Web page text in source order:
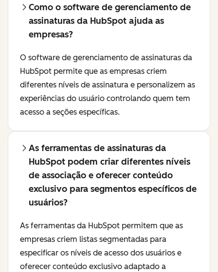
Como o software de gerenciamento de
assinaturas da HubSpot ajuda as
empresas?
O software de gerenciamento de assinaturas da
HubSpot permite que as empresas criem
diferentes níveis de assinatura e personalizem as
experiências do usuário controlando quem tem
acesso a seções específicas.
As ferramentas de assinaturas da
HubSpot podem criar diferentes níveis
de associação e oferecer conteúdo
exclusivo para segmentos específicos de
usuários?
As ferramentas da HubSpot permitem que as
empresas criem listas segmentadas para
especificar os níveis de acesso dos usuários e
oferecer conteúdo exclusivo adaptado a